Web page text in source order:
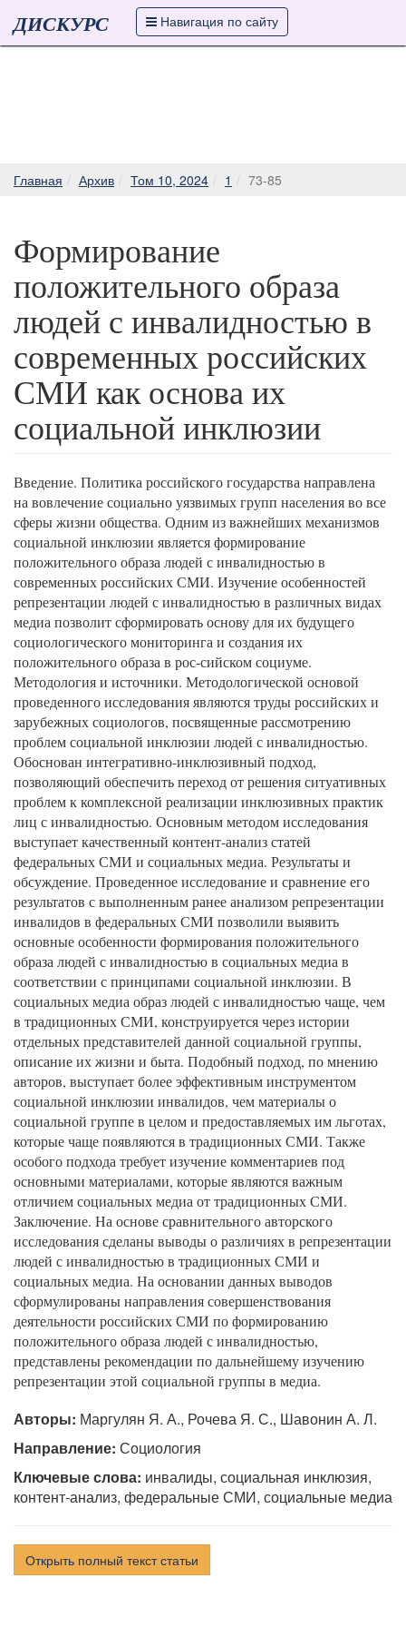
ДИСКУРС Навигация по сайту
Главная Архив Том 10, 2024 1 73-85
Формирование
положительного образа
людей с инвалидностью в
современных российских
СМИ как основа их
социальной инклюзии
Введение. Политика российского государства направлена
на вовлечение социально уязвимых групп населения во все
сферы жизни общества. Одним из важнейших механизмов
социальной инклюзии является формирование
положительного образа людей с инвалидностью в
современных российских СМИ. Изучение особенностей
репрезентации людей с инвалидностью в различных видах
медиа позволит сформировать основу для их будущего
социологического мониторинга и создания их
положительного образа в рос-сийском социуме.
Методология и источники. Методологической основой
проведенного исследования являются труды российских и
зарубежных социологов, посвященные рассмотрению
проблем социальной инклюзии людей с инвалидностью.
Обоснован интегративно-инклюзивный подход,
позволяющий обеспечить переход от решения ситуативных
проблем к комплексной реализации инклюзивных практик
лиц с инвалидностью. Основным методом исследования
выступает качественный контент-анализ статей
федеральных СМИ и социальных медиа. Результаты и
обсуждение. Проведенное исследование и сравнение его
результатов с выполненным ранее анализом репрезентации
инвалидов в федеральных СМИ позволили выявить
основные особенности формирования положительного
образа людей с инвалидностью в социальных медиа в
соответствии с принципами социальной инклюзии. В
социальных медиа образ людей с инвалидностью чаще, чем
в традиционных СМИ, конструируется через истории
отдельных представителей данной социальной группы,
описание их жизни и быта. Подобный подход, по мнению
авторов, выступает более эффективным инструментом
социальной инклюзии инвалидов, чем материалы о
социальной группе в целом и предоставляемых им льготах,
которые чаще появляются в традиционных СМИ. Также
особого подхода требует изучение комментариев под
основными материалами, которые являются важным
отличием социальных медиа от традиционных СМИ.
Заключение. На основе сравнительного авторского
исследования сделаны выводы о различиях в репрезентации
людей с инвалидностью в традиционных СМИ и
социальных медиа. На основании данных выводов
сформулированы направления совершенствования
деятельности российских СМИ по формированию
положительного образа людей с инвалидностью,
представлены рекомендации по дальнейшему изучению
репрезентации этой социальной группы в медиа.
Авторы: Маргулян Я. А., Рочева Я. С., Шавонин А. Л.
Направление: Социология
Ключевые слова: инвалиды, социальная инклюзия,
контент-анализ, федеральные СМИ, социальные медиа
Открыть полный текст статьи